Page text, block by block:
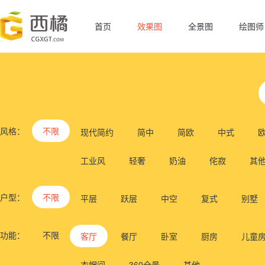
首页 效果图 全景图 绘图师
风格： 不限 现代简约 简中 简欧 中式
工业风 轻奢 奶油 侘寂 其
户型： 不限 平层 跃层 中空 复式 别墅
功能： 不限 客厅 餐厅 卧室 厨房 儿童